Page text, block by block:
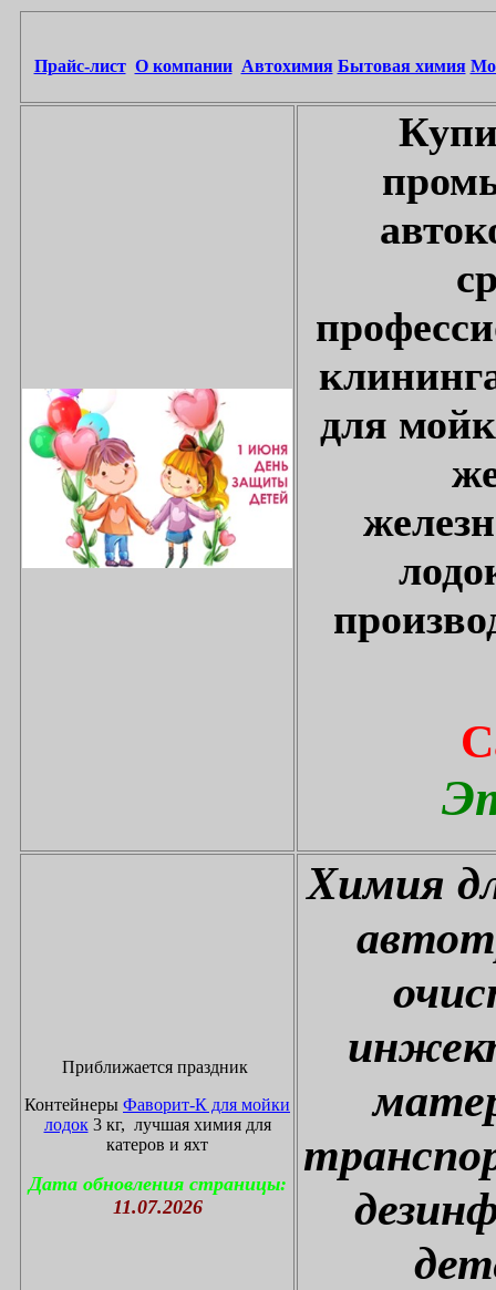
Прайс-лист О компании Автохимия Бытовая химия
для
Приближается праздник
Контейнеры Фаворит-К для мойки
лодок3 кг, лучшая химия для
катеров и яхт
Дата обновления страницы:
11.07.2026
Химия